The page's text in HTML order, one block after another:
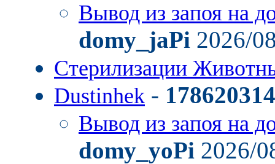
Вывод из запоя на
domy_jaPi 2026/
Стерилизации
Dustinhek -
Вывод из запоя на
domy_yoPi 2026/